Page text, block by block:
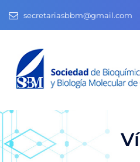
secretariasbbm@gmail.com